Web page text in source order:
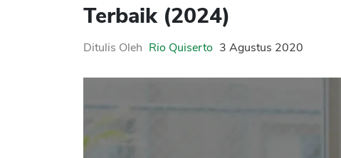
Terbaik (2024)
Ditulis Oleh Rio Quiserto 3 Agustus 2020